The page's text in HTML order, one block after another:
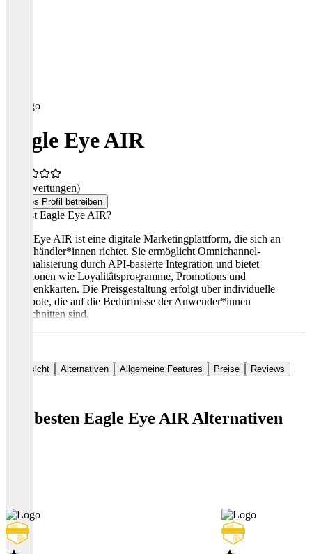
Eagle Eye AIR
(0 Bewertungen)
Dieses Profil betreiben
Was ist Eagle Eye AIR?
Eagle Eye AIR ist eine digitale Marketingplattform, die sich an
Einzelhändler*innen richtet. Sie ermöglicht Omnichannel-
Personalisierung durch API-basierte Integration und bietet
Funktionen wie Loyalitätsprogramme, Promotions und
Geschenkkarten. Die Preisgestaltung erfolgt über individuelle
Angebote, die auf die Bedürfnisse der Anwender*innen
zugeschnitten sind.
Übersicht Alternativen Allgemeine Features Preise Reviews
Die besten Eagle Eye AIR Alternativen